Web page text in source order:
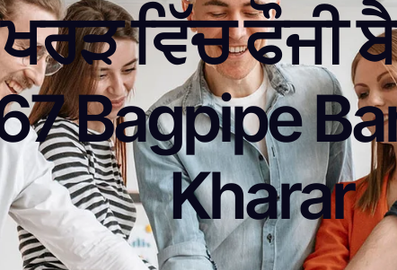
ਵਿੱਚ ਫੌਜੀ
Bagpipe
Kharar